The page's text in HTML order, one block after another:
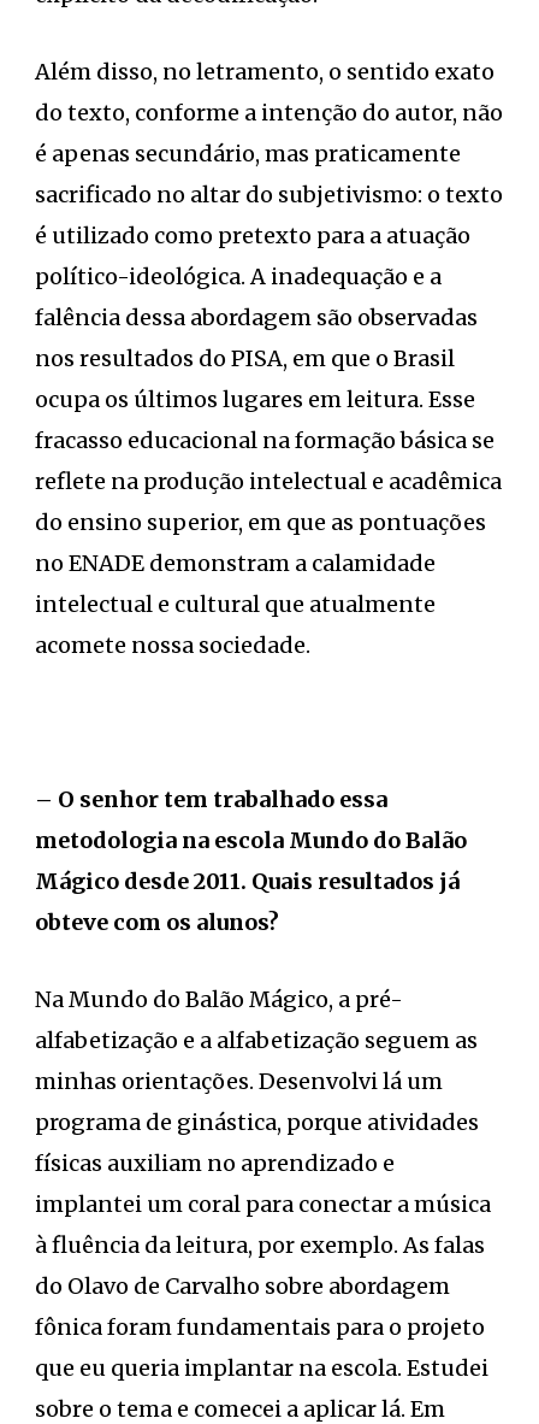
Além disso, no letramento, o sentido exato
do texto, conforme a intenção do autor, não
é apenas secundário, mas praticamente
sacrificado no altar do subjetivismo: o texto
é utilizado como pretexto para a atuação
político-ideológica. A inadequação e a
falência dessa abordagem são observadas
nos resultados do PISA, em que o Brasil
ocupa os últimos lugares em leitura. Esse
fracasso educacional na formação básica se
reflete na produção intelectual e acadêmica
do ensino superior, em que as pontuações
no ENADE demonstram a calamidade
intelectual e cultural que atualmente
acomete nossa sociedade.
– O senhor tem trabalhado essa
metodologia na escola Mundo do Balão
Mágico desde 2011. Quais resultados já
obteve com os alunos?
Na Mundo do Balão Mágico, a pré-
alfabetização e a alfabetização seguem as
minhas orientações. Desenvolvi lá um
programa de ginástica, porque atividades
físicas auxiliam no aprendizado e
implantei um coral para conectar a música
à fluência da leitura, por exemplo. As falas
do Olavo de Carvalho sobre abordagem
fônica foram fundamentais para o projeto
que eu queria implantar na escola. Estudei
sobre o tema e comecei a aplicar lá. Em